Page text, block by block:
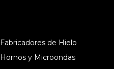
Fabricadores de Hielo
Hornos y Microondas